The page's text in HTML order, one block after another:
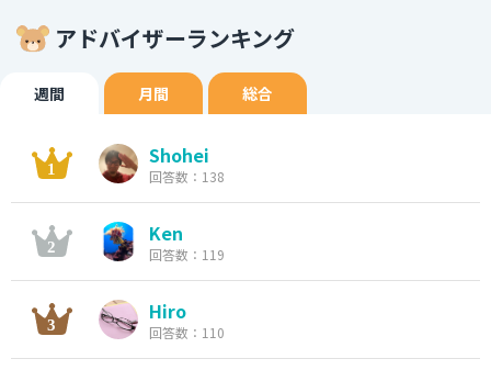
アドバイザーランキング
週間 月間 総合
Shohei
回答数：138
Ken
回答数：119
Hiro
回答数：110